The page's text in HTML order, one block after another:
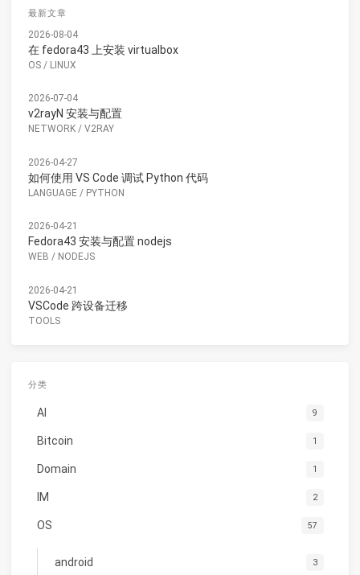
最新文章
2026-08-04
在 fedora43 上安装 virtualbox
OS / LINUX
2026-07-04
v2rayN 安装与配置
NETWORK / V2RAY
2026-04-27
如何使用 VS Code 调试 Python 代码
LANGUAGE / PYTHON
2026-04-21
Fedora43 安装与配置 nodejs
WEB / NODEJS
2026-04-21
VSCode 跨设备迁移
TOOLS
分类
AI 9
Bitcoin 1
Domain 1
IM 2
OS 57
android 3